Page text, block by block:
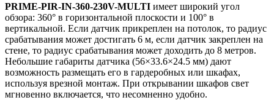
PRIME-PIR-IN-360-230V-MULTI имеет широкий угол
обзора: 360° в горизонтальной плоскости и 100° в
вертикальной. Если датчик прикреплен на потолок, то радиус
срабатывания может достигать 6 м, если датчик закреплен на
стене, то радиус срабатывания может доходить до 8 метров.
Небольшие габариты датчика (56×33.6×24.5 мм) дают
возможность размещать его в гардеробных или шкафах,
используя врезной монтаж. При открывании шкафов свет
мгновенно включается, что несомненно удобно.